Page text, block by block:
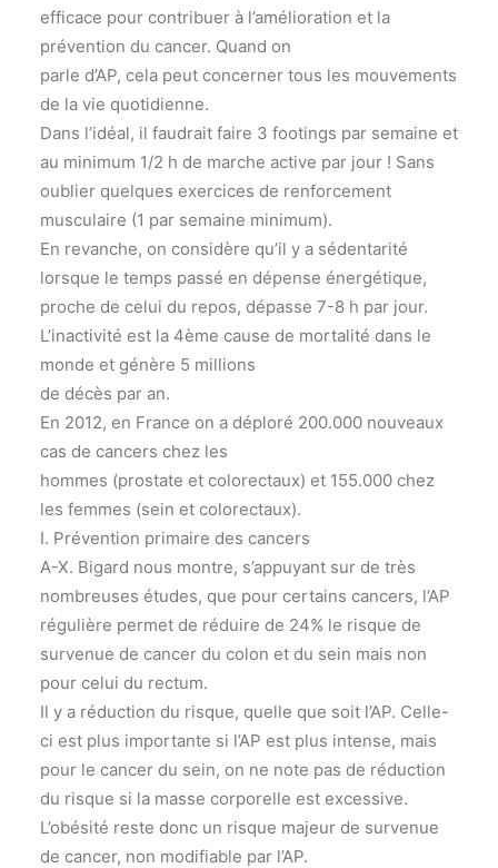
efficace pour contribuer à l’amélioration et la
prévention du cancer. Quand on
parle d’AP, cela peut concerner tous les mouvements
de la vie quotidienne.
Dans l’idéal, il faudrait faire 3 footings par semaine et
au minimum 1/2 h de marche active par jour ! Sans
oublier quelques exercices de renforcement
musculaire (1 par semaine minimum).
En revanche, on considère qu’il y a sédentarité
lorsque le temps passé en dépense énergétique,
proche de celui du repos, dépasse 7-8 h par jour.
L’inactivité est la 4ème cause de mortalité dans le
monde et génère 5 millions
de décès par an.
En 2012, en France on a déploré 200.000 nouveaux
cas de cancers chez les
hommes (prostate et colorectaux) et 155.000 chez
les femmes (sein et colorectaux).
I. Prévention primaire des cancers
A-X. Bigard nous montre, s’appuyant sur de très
nombreuses études, que pour certains cancers, l’AP
régulière permet de réduire de 24% le risque de
survenue de cancer du colon et du sein mais non
pour celui du rectum.
Il y a réduction du risque, quelle que soit l’AP. Celle-
ci est plus importante si l’AP est plus intense, mais
pour le cancer du sein, on ne note pas de réduction
du risque si la masse corporelle est excessive.
L’obésité reste donc un risque majeur de survenue
de cancer, non modifiable par l’AP.